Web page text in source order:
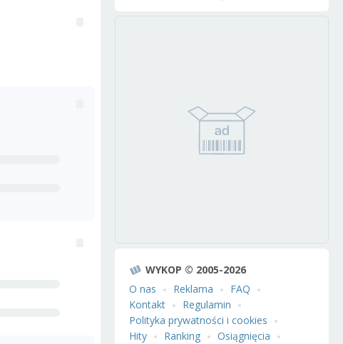
WYKOP © 2005-2026
O nas
Reklama
FAQ
Kontakt
Regulamin
Polityka prywatności i cookies
Hity
Ranking
Osiągnięcia